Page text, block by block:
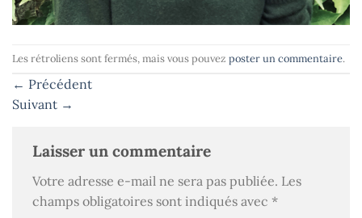
Les rétroliens sont fermés, mais vous pouvez poster un commentaire.
← Précédent
Suivant →
Laisser un commentaire
Votre adresse e-mail ne sera pas publiée. Les
champs obligatoires sont indiqués avec *